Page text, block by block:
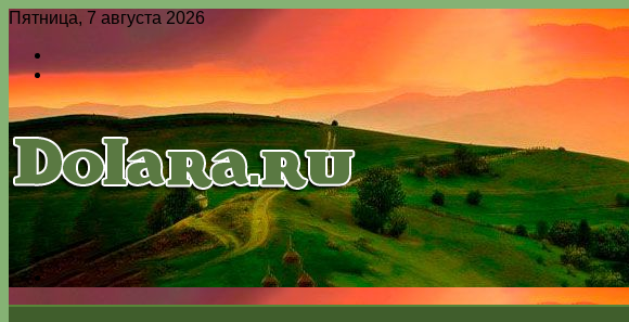
Пятница, 7 августа 2026
Switch
skin
Меню
Switch